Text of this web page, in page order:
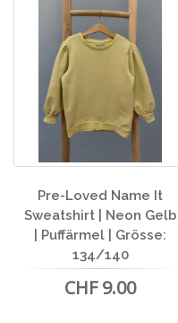
Pre-Loved Name It
Sweatshirt | Neon Gelb
| Puffärmel | Grösse:
134/140
CHF 9.00